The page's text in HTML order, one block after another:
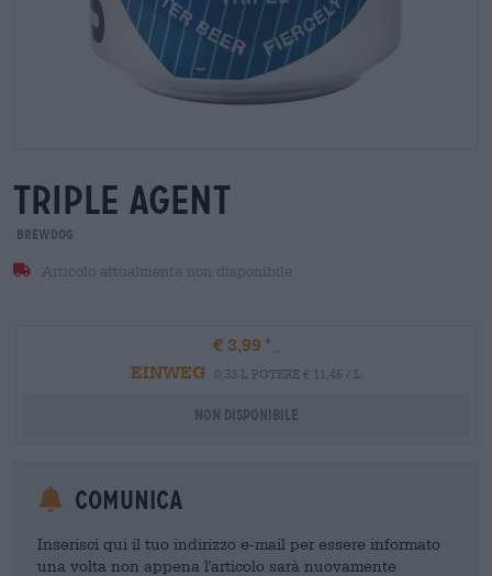
triple agent
BrewDog
Articolo attualmente non disponibile
€ 3,99
EINWEG
0,33 L POTERE € 11,45 / L
Non disponibile
Comunica
Inserisci qui il tuo indirizzo e-mail per essere informato
una volta non appena l'articolo sarà nuovamente